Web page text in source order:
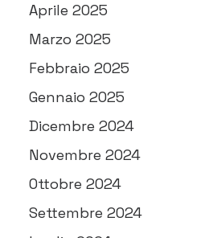
Aprile 2025
Marzo 2025
Febbraio 2025
Gennaio 2025
Dicembre 2024
Novembre 2024
Ottobre 2024
Settembre 2024